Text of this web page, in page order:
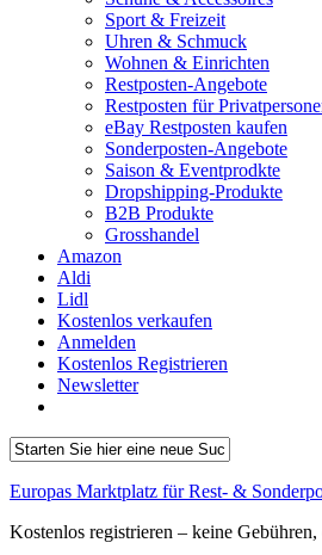
Sport & Freizeit
Uhren & Schmuck
Wohnen & Einrichten
Restposten-Angebote
Restposten für
eBay Restposten kaufen
Sonderposten-Angebote
Saison & Eventprodkte
Dropshipping-Produkte
B2B Produkte
Grosshandel
Amazon
Aldi
Lidl
Kostenlos verkaufen
Anmelden
Kostenlos Registrieren
Newsletter
Europas Marktplatz für Rest- &
Kostenlos registrieren – keine